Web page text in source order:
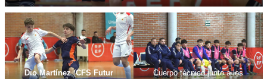
Dio Martínez(CFS Futur
Cuerpo técnico junto a los